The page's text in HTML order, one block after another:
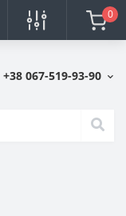
0
+38 067-519-93-90